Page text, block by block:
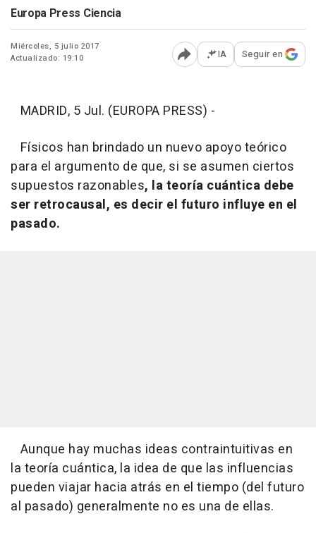
Europa Press Ciencia
Miércoles, 5 julio 2017
Actualizado: 19:10
Abrir opciones para
IA Seguir en
MADRID, 5 Jul. (EUROPA PRESS) -
Físicos han brindado un nuevo apoyo teórico
para el argumento de que, si se asumen ciertos
supuestos razonables, la teoría cuántica debe
ser retrocausal, es decir el futuro influye en el
pasado.
Aunque hay muchas ideas contraintuitivas en
la teoría cuántica, la idea de que las influencias
pueden viajar hacia atrás en el tiempo (del futuro
al pasado) generalmente no es una de ellas.